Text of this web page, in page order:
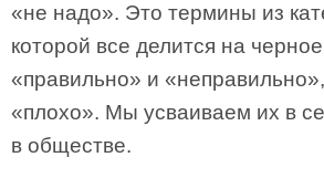
«не надо». Это термины из
которой все делится на
«правильно» и
«плохо». Мы усваиваем их в
в обществе.